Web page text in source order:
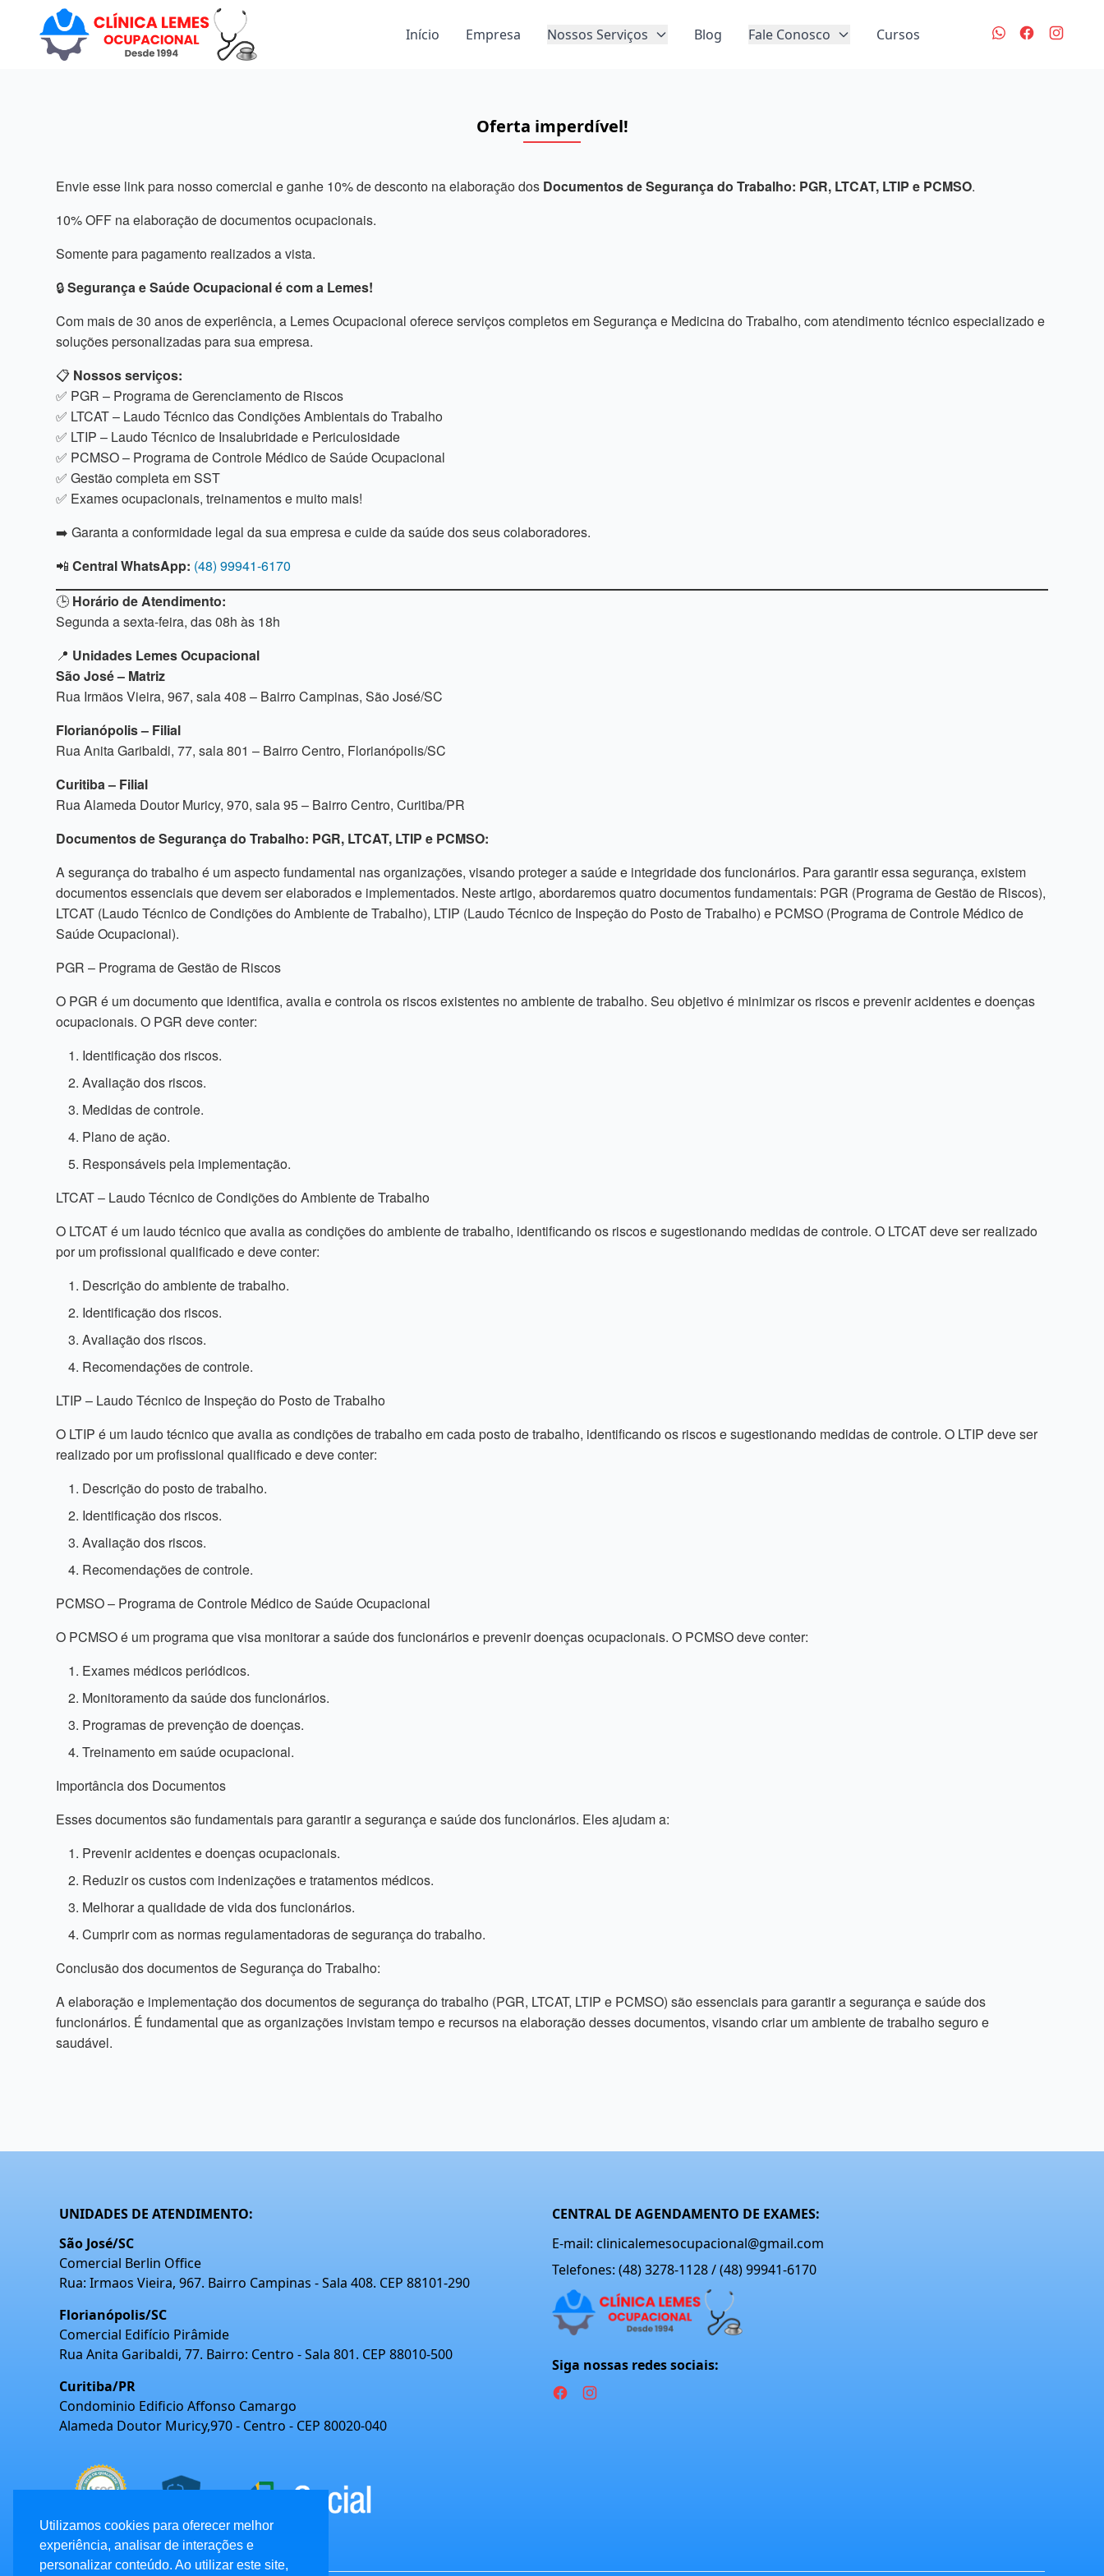
Início Empresa Nossos Serviços Blog Fale Conosco Cursos
Oferta imperdível!
Envie esse link para nosso comercial e ganhe 10% de desconto na elaboração dos Documentos de Segurança do Trabalho: PGR, LTCAT, LTIP e PCMSO.
10% OFF na elaboração de documentos ocupacionais.
Somente para pagamento realizados a vista.
🔒Segurança e Saúde Ocupacional é com a Lemes!
Com mais de 30 anos de experiência, a Lemes Ocupacional oferece serviços completos em Segurança e Medicina do Trabalho, com atendimento técnico especializado e
soluções personalizadas para sua empresa.
📋 Nossos serviços:
✅ PGR – Programa de Gerenciamento de Riscos
✅ LTCAT – Laudo Técnico das Condições Ambientais do Trabalho
✅ LTIP – Laudo Técnico de Insalubridade e Periculosidade
✅ PCMSO – Programa de Controle Médico de Saúde Ocupacional
✅ Gestão completa em SST
✅ Exames ocupacionais, treinamentos e muito mais!
➡️ Garanta a conformidade legal da sua empresa e cuide da saúde dos seus colaboradores.
📲 Central WhatsApp: (48) 99941-6170
🕒 Horário de Atendimento:
Segunda a sexta-feira, das 08h às 18h
📍 Unidades Lemes Ocupacional
São José – Matriz
Rua Irmãos Vieira, 967, sala 408 – Bairro Campinas, São José/SC
Florianópolis – Filial
Rua Anita Garibaldi, 77, sala 801 – Bairro Centro, Florianópolis/SC
Curitiba – Filial
Rua Alameda Doutor Muricy, 970, sala 95 – Bairro Centro, Curitiba/PR
Documentos de Segurança do Trabalho: PGR, LTCAT, LTIP e PCMSO:
A segurança do trabalho é um aspecto fundamental nas organizações, visando proteger a saúde e integridade dos funcionários. Para garantir essa segurança, existem
documentos essenciais que devem ser elaborados e implementados. Neste artigo, abordaremos quatro documentos fundamentais: PGR (Programa de Gestão de Riscos),
LTCAT (Laudo Técnico de Condições do Ambiente de Trabalho), LTIP (Laudo Técnico de Inspeção do Posto de Trabalho) e PCMSO (Programa de Controle Médico de
Saúde Ocupacional).
PGR – Programa de Gestão de Riscos
O PGR é um documento que identifica, avalia e controla os riscos existentes no ambiente de trabalho. Seu objetivo é minimizar os riscos e prevenir acidentes e doenças
ocupacionais. O PGR deve conter:
Identificação dos riscos.
Avaliação dos riscos.
Medidas de controle.
Plano de ação.
Responsáveis pela implementação.
LTCAT – Laudo Técnico de Condições do Ambiente de Trabalho
O LTCAT é um laudo técnico que avalia as condições do ambiente de trabalho, identificando os riscos e sugestionando medidas de controle. O LTCAT deve ser realizado
por um profissional qualificado e deve conter:
Descrição do ambiente de trabalho.
Identificação dos riscos.
Avaliação dos riscos.
Recomendações de controle.
LTIP – Laudo Técnico de Inspeção do Posto de Trabalho
O LTIP é um laudo técnico que avalia as condições de trabalho em cada posto de trabalho, identificando os riscos e sugestionando medidas de controle. O LTIP deve ser
realizado por um profissional qualificado e deve conter:
Descrição do posto de trabalho.
Identificação dos riscos.
Avaliação dos riscos.
Recomendações de controle.
PCMSO – Programa de Controle Médico de Saúde Ocupacional
O PCMSO é um programa que visa monitorar a saúde dos funcionários e prevenir doenças ocupacionais. O PCMSO deve conter:
Exames médicos periódicos.
Monitoramento da saúde dos funcionários.
Programas de prevenção de doenças.
Treinamento em saúde ocupacional.
Importância dos Documentos
Esses documentos são fundamentais para garantir a segurança e saúde dos funcionários. Eles ajudam a:
Prevenir acidentes e doenças ocupacionais.
Reduzir os custos com indenizações e tratamentos médicos.
Melhorar a qualidade de vida dos funcionários.
Cumprir com as normas regulamentadoras de segurança do trabalho.
Conclusão dos documentos de Segurança do Trabalho:
A elaboração e implementação dos documentos de segurança do trabalho (PGR, LTCAT, LTIP e PCMSO) são essenciais para garantir a segurança e saúde dos
funcionários. É fundamental que as organizações invistam tempo e recursos na elaboração desses documentos, visando criar um ambiente de trabalho seguro e
saudável.
UNIDADES DE ATENDIMENTO:
São José/SC
Comercial Berlin Office
Rua: Irmaos Vieira, 967. Bairro Campinas - Sala 408. CEP 88101-290
Florianópolis/SC
Comercial Edifício Pirâmide
Rua Anita Garibaldi, 77. Bairro: Centro - Sala 801. CEP 88010-500
Curitiba/PR
Condominio Edificio Affonso Camargo
Alameda Doutor Muricy,970 - Centro - CEP 80020-040
CENTRAL DE AGENDAMENTO DE EXAMES:
E-mail: clinicalemesocupacional@gmail.com
Telefones: (48) 3278-1128 / (48) 99941-6170
Siga nossas redes sociais:
Utilizamos cookies para oferecer melhor
experiência, analisar de interações e
personalizar conteúdo. Ao utilizar este site,